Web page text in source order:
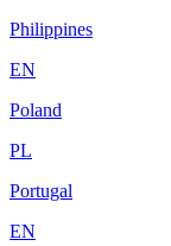
Philippines
EN
Poland
PL
Portugal
EN